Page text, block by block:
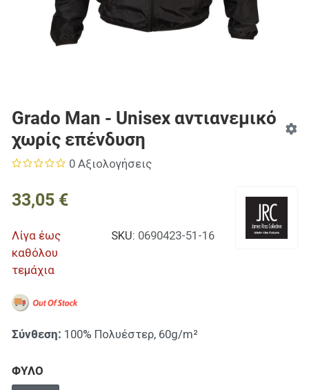
Grado Man - Unisex αντιανεμικό
χωρίς επένδυση
0 Αξιολογήσεις
33,05 €
Λίγα έως
καθόλου
τεμάχια
SKU: 0690423-51-16
Σύνθεση: 100% Πολυέστερ, 60g/m²
ΦΥΛΟ